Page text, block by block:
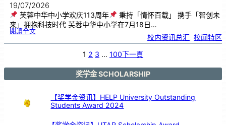
19/07/2026
芙蓉中华中小学欢庆113周年
秉持「情怀百载」 携手「智创未
来」拥抱科技时代 芙蓉中华中小学在7月18日…
閱讀全文:芙
华
1
年
校内资讯总汇 校闻特区
1 2 3 … 100下一頁
奖学金 SCHOLARSHIP
【奖学金资讯】HELP University Outstanding
Students Award 2024